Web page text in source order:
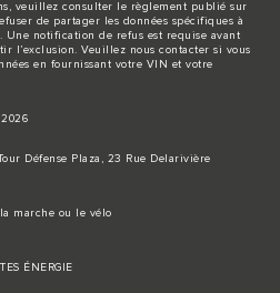
veuillez consulter le règlement publié sur
de partager les données spécifiques à
Une notification de refus est requise avant
l’exclusion. Veuillez nous contacter si vous
en fournissant votre VIN et votre
Défense Plaza, 23 Rue Delarivière
marche ou le vélo
ÉNERGIE